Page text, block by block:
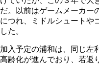
だ。以前はゲームメーカー
につれ、ミドルシュートや
した。
加入予定の浦和は、同じ左
高齢化が進んでおり、若返